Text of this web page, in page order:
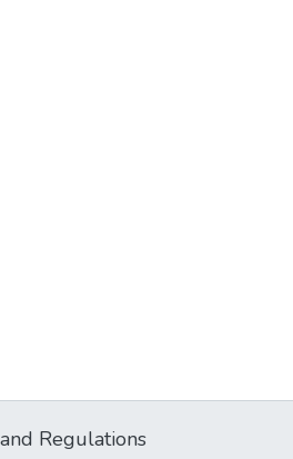
Regulations